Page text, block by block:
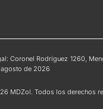
Coronel Rodríguez 1260,
de 2026
MDZol. Todos los derechos